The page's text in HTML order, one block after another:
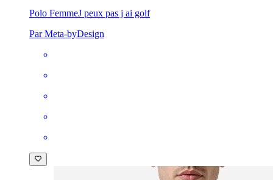
Polo FemmeJ peux pas j ai golf
Par Meta-byDesign